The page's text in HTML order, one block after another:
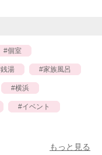
個室
銭湯 家族風呂
横浜
イベント
もっと見る